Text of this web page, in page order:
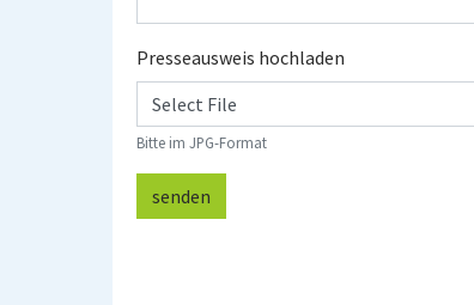
Presseausweis hochladen
Select File
Bitte im JPG-Format
senden